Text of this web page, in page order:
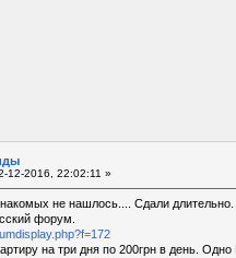
12-2016, 22:02:11 »
не нашлось.... Сдали длительно.
форум.
на три дня по 200грн в день.